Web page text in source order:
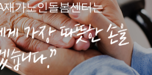
재가노인돌봄센터는